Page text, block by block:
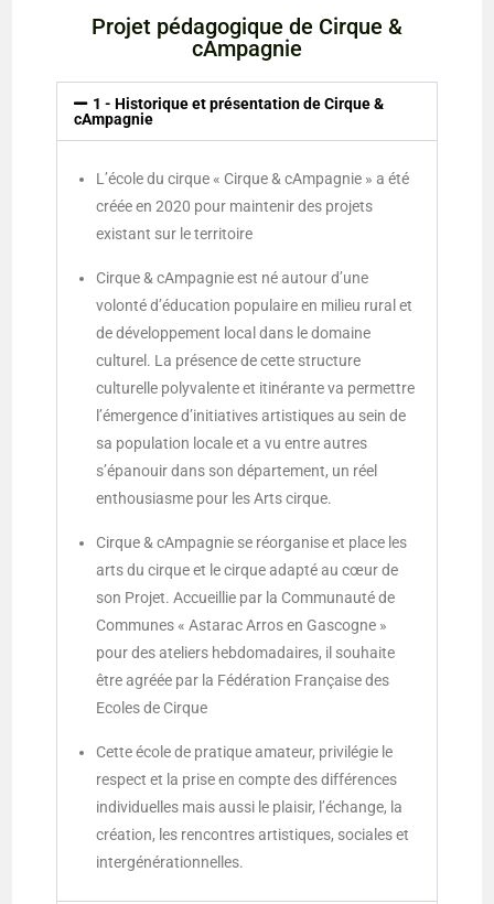
Projet pédagogique de Cirque &
cAmpagnie
1 - Historique et présentation de Cirque &
cAmpagnie
L’école du cirque « Cirque & cAmpagnie » a été
créée en 2020 pour maintenir des projets
existant sur le territoire
Cirque & cAmpagnie est né autour d’une
volonté d’éducation populaire en milieu rural et
de développement local dans le domaine
culturel. La présence de cette structure
culturelle polyvalente et itinérante va permettre
l’émergence d’initiatives artistiques au sein de
sa population locale et a vu entre autres
s’épanouir dans son département, un réel
enthousiasme pour les Arts cirque.
Cirque & cAmpagnie se réorganise et place les
arts du cirque et le cirque adapté au cœur de
son Projet. Accueillie par la Communauté de
Communes « Astarac Arros en Gascogne »
pour des ateliers hebdomadaires, il souhaite
être agréée par la Fédération Française des
Ecoles de Cirque
Cette école de pratique amateur, privilégie le
respect et la prise en compte des différences
individuelles mais aussi le plaisir, l’échange, la
création, les rencontres artistiques, sociales et
intergénérationnelles.